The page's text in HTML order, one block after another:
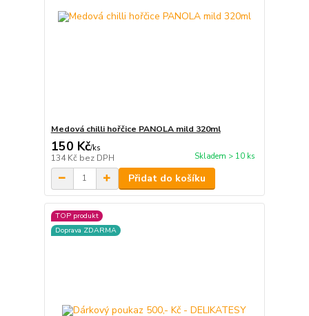
Medová chilli hořčice PANOLA mild 320ml
150 Kč/ks
134 Kč bez DPH Skladem > 10 ks
Přidat do košíku
TOP produkt
Doprava ZDARMA